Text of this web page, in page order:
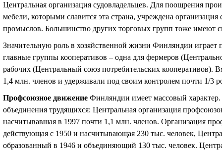
Центральная организация судовладельцев. Для поощрения
мебели, которыми славится эта страна, учреждена
промыслов. Большинство других торговых групп тоже имеют
Значительную роль в хозяйственной жизни Финляндии играет
главные группы кооперативов – одна для фермеров
рабочих (Центральный союз потребительских кооперативов).
1,4 млн. членов и удерживали под своим контролем почти 1/3
Профсоюзное движение Финляндии имеет массовый
объединения трудящихся: Центральная организация
насчитывавшая в 1997 почти 1,1 млн. членов. Организация
действующая с 1950 и насчитывающая 230 тыс. человек,
образованный в 1946 и объединяющий 130 тыс. человек.